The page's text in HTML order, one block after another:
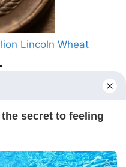
Lincoln Wheat